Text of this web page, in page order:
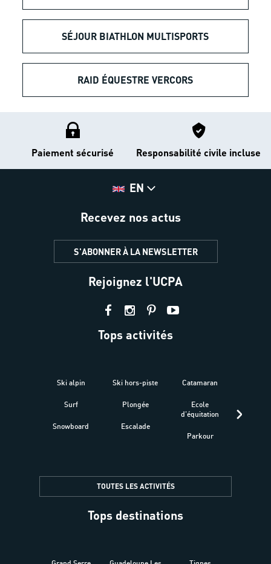
SÉJOUR BIATHLON MULTISPORTS
RAID ÉQUESTRE VERCORS
Paiement sécurisé Responsabilité civile incluse
EN
Recevez nos actus
S'ABONNER À LA NEWSLETTER
Rejoignez l'UCPA
Tops activités
Ski alpin
Surf
Snowboard
Ski hors-piste
Plongée
Escalade
Catamaran
Ecole
d'équitation
Parkour
TOUTES LES ACTIVITÉS
Tops destinations